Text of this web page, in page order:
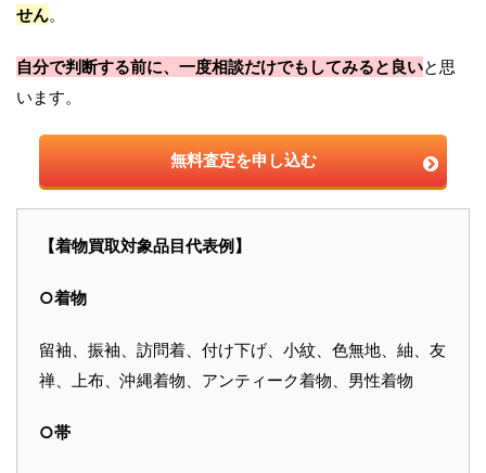
せん。
自分で判断する前に、一度相談だけでもしてみると良いと思
います。
無料査定を申し込む
【着物買取対象品目代表例】
○着物
留袖、振袖、訪問着、付け下げ、小紋、色無地、紬、友
禅、上布、沖縄着物、アンティーク着物、男性着物
○帯